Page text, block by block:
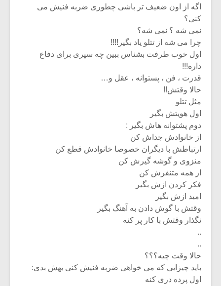
اگه از اون ضعیف تر باشی چطوری ضربه فنیش می
کنی؟
نمی شه ؟ نمی شه؟
چرا می شه از تتلو یاد بگیر!!!!
اول خوب طرفت بشناس ببین چه سپری برای دفاع
داره!!!
قدرت ، فن ، پستوانه ، عقل و…
حالا وقتش!!
مثل تتلو
اول هویتش بگیر
دوم پشتوانه هاش بگیر :
از خانوادش جداش کن
ارتباطش با دیگران خصوصا خانوادش قطع کن
منزوی و گوشه گیرش کن
از همه متنفرش کن
فکر کردن ازش بگیر
امید ازش بگیر
وقتش با گوش دادن به آهنگ بگیر
نگذار وقتش با کار پر کنه
..
..
حالا وقت چیه؟؟؟
باید چیزایی که می خواهی ضربه فنیش کنی بهش بدی:
اول پرده دری کنه